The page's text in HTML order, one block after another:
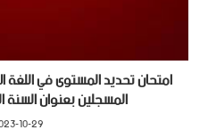
امتحان تحديد المستوى في اللغة
المسجلين بعنوان السنة
10-29